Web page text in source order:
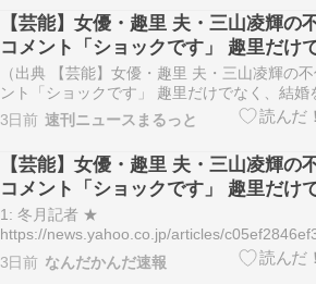
【芸能】女優・趣里 夫・三山凌輝の
コメント「ショックです」 趣里だけ
婚を祝福した義母・伊藤蘭への裏切り
（出典 【芸能】女優・趣里 夫・三山凌輝の
ント「ショックです」 趣里だけでなく、結婚
母・伊藤蘭への裏切り [冬月記者★]）1 冬月
2026/08/04(火) 09:14:56.69
ID:kY2p5CUg9https://news.yaho…
3日前 速刊ニュースまるっと
【芸能】女優・趣里 夫・三山凌輝の
コメント「ショックです」 趣里だけ
婚を祝福した義母・伊藤蘭への裏切り
1: 冬月記者 ★
https://news.yahoo.co.jp/articles/
https://i.imgur.com/JMg7UkU.jpeg 三山凌輝“
里が傷心コメント 結…
3日前 なんだかんだ速報